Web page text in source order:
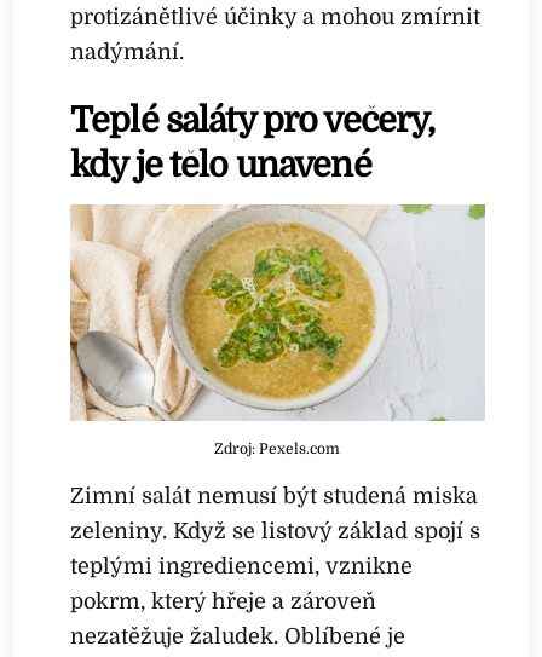
protizánětlivé účinky a mohou zmírnit
nadýmání.
Teplé saláty pro večery,
kdy je tělo unavené
Zdroj: Pexels.com
Zimní salát nemusí být studená miska
zeleniny. Když se listový základ spojí s
teplými ingrediencemi, vznikne
pokrm, který hřeje a zároveň
nezatěžuje žaludek. Oblíbené je